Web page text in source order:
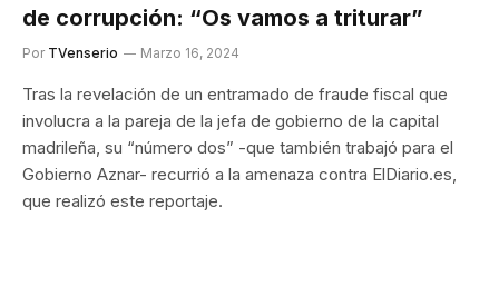
de corrupción: “Os vamos a triturar”
Por TVenserio Marzo 16, 2024
Tras la revelación de un entramado de fraude fiscal que
involucra a la pareja de la jefa de gobierno de la capital
madrileña, su “número dos” -que también trabajó para el
Gobierno Aznar- recurrió a la amenaza contra ElDiario.es,
que realizó este reportaje.